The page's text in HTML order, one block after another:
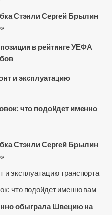
Стэнли Сергей Брылин
в рейтинге УЕФА
и эксплуатацию
что подойдет именно
Стэнли Сергей Брылин
и эксплуатацию транспорта
что подойдет именно вам
обыграла Швецию на